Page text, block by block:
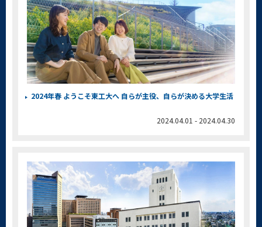
2024年春 ようこそ東工大へ 自らが主役、自らが決める大学生活
2024.04.01 - 2024.04.30